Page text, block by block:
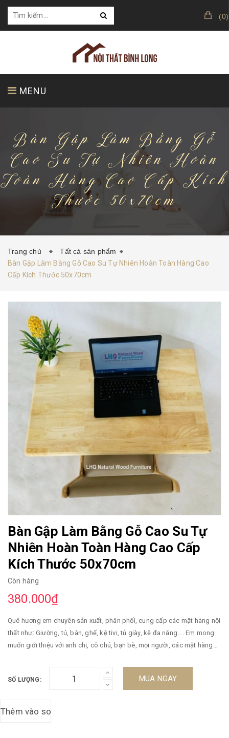
(0)
MENU
TRANG CHỦ GIỚI THIỆU SẢN PHẨM
KHÁCH HÀNG CỦA CHÚNG TÔI
HƯỚNG DẪN MUA HÀNG
Bàn Gập Làm Bằng Gỗ
Cao Su Tự Nhiên Hoàn
Toàn Hàng Cao Cấp Kích
Thước 50x70cm
Trang chủ
Tất cả sản phẩm
Bàn Gập Làm Bằng Gỗ Cao Su Tự Nhiên Hoàn Toàn Hàng Cao
Cấp Kích Thước 50x70cm
Bàn Gập Làm Bằng Gỗ Cao Su Tự
Nhiên Hoàn Toàn Hàng Cao Cấp
Kích Thước 50x70cm
Còn hàng
380.000₫
Quê hương em chuyên sản xuất, phân phối, cung cấp các mặt hàng nội
thất như: Giường, tủ, bàn, ghế, kệ tivi, tủ giày, kệ đa năng.... Em mong
muốn giới thiệu với anh chị, cô chú, bạn bè, mọi người, các mặt hàng
giới thiệu với mọi người chiếc bàn gập hay còn gọi là bàn Nhật, bàn
osin, bàn gập gọn làm bằng gỗ cao su tự nhiên 100% , hàng đẹp đạt
còn các kích thước 60x90cm, 70x120cm Bàn có màu tự nhiên, gỗ dày.
SỐ LƯỢNG: MUA NGAY